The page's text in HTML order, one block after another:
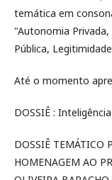
temática em
"Autonomia
Pública,
Até o momento
DOSSIÊ :
DOSSIÊ TEMÁTICO
HOMENAGEM AO